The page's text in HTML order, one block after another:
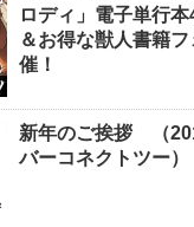
ロディ」電子単行
＆お得な獣人書籍フ
催！
新年のご挨拶 （
バーコネクトツー）